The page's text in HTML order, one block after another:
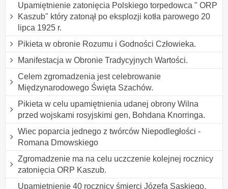
Upamiętnienie zatonięcia Polskiego torpedowca " ORP
Kaszub" który zatonął po eksplozji kotła parowego 20
lipca 1925 r.
Pikieta w obronie Rozumu i Godności Człowieka.
Manifestacja w Obronie Tradycyjnych Wartości.
Celem zgromadzenia jest celebrowanie
Międzynarodowego Święta Szachów.
Pikieta w celu upamiętnienia udanej obrony Wilna
przed wojskami rosyjskimi gen, Bohdana Knorringa.
Wiec poparcia jednego z twórców Niepodległości -
Romana Dmowskiego
Zgromadzenie ma na celu uczczenie kolejnej rocznicy
zatonięcia ORP Kaszub.
Upamiętnienie 40 rocznicy śmierci Józefa Saskiego,